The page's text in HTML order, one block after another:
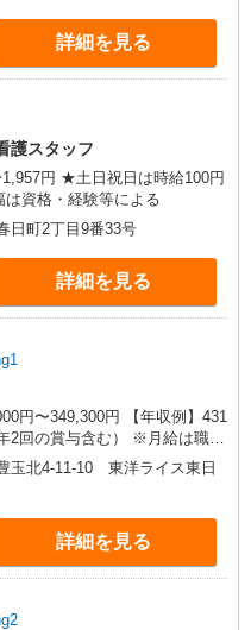
詳細を見る
護スタッフ
日は時給100円
資格・経験等による
日町2丁目9番33号
詳細を見る
349,300円 【年収例】431
与含む） ※月給は職務
手当、日祝手当（月平均2回
に支払われる手当を含みま
過1分〜） ◎賞与 基本
玉北4-11-10 東洋ライス東日
詳細を見る